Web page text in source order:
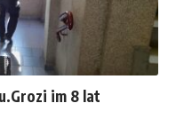
im 8 lat